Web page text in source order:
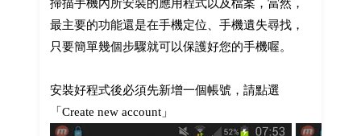
掃描手機內所安裝的應用程式以及檔案，當然，
最主要的功能還是在手機定位、手機遺失尋找，
只要簡單幾個步驟就可以保護好您的手機喔。
安裝好程式後必須先新增一個帳號，請點選
「Create new account」